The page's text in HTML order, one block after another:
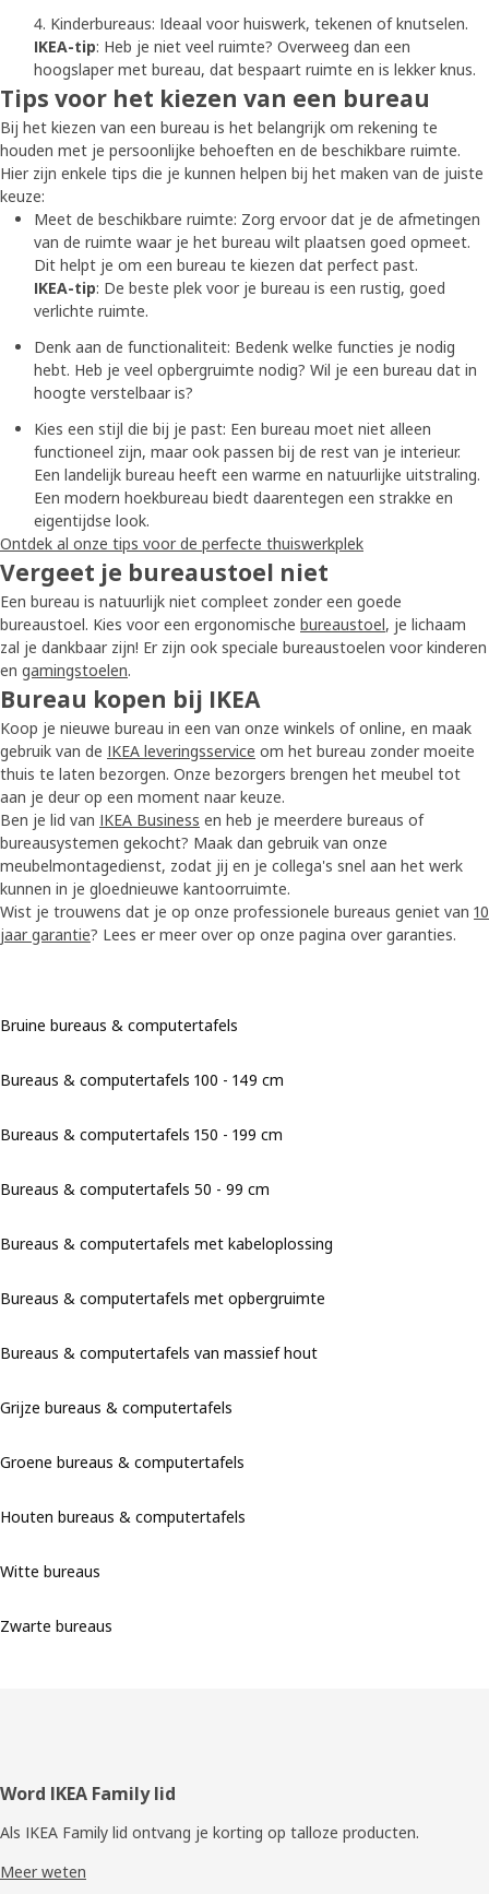
Kinderbureaus: Ideaal voor huiswerk, tekenen of knutselen.
IKEA-tip: Heb je niet veel ruimte? Overweeg dan een
hoogslaper met bureau, dat bespaart ruimte en is lekker knus.
Tips voor het kiezen van een bureau
Bij het kiezen van een bureau is het belangrijk om rekening te
houden met je persoonlijke behoeften en de beschikbare ruimte.
Hier zijn enkele tips die je kunnen helpen bij het maken van de juiste
keuze:
Meet de beschikbare ruimte: Zorg ervoor dat je de afmetingen
van de ruimte waar je het bureau wilt plaatsen goed opmeet.
Dit helpt je om een bureau te kiezen dat perfect past.
IKEA-tip: De beste plek voor je bureau is een rustig, goed
verlichte ruimte.
Denk aan de functionaliteit: Bedenk welke functies je nodig
hebt. Heb je veel opbergruimte nodig? Wil je een bureau dat in
hoogte verstelbaar is?
Kies een stijl die bij je past: Een bureau moet niet alleen
functioneel zijn, maar ook passen bij de rest van je interieur.
Een landelijk bureau heeft een warme en natuurlijke uitstraling.
Een modern hoekbureau biedt daarentegen een strakke en
eigentijdse look.
Ontdek al onze tips voor de perfecte thuiswerkplek
Vergeet je bureaustoel niet
Een bureau is natuurlijk niet compleet zonder een goede
bureaustoel. Kies voor een ergonomische bureaustoel, je lichaam
zal je dankbaar zijn! Er zijn ook speciale bureaustoelen voor kinderen
en gamingstoelen.
Bureau kopen bij IKEA
Koop je nieuwe bureau in een van onze winkels of online, en maak
gebruik van de IKEA leveringsservice om het bureau zonder moeite
thuis te laten bezorgen. Onze bezorgers brengen het meubel tot
aan je deur op een moment naar keuze.
Ben je lid van IKEA Business en heb je meerdere bureaus of
bureausystemen gekocht? Maak dan gebruik van onze
meubelmontagedienst, zodat jij en je collega's snel aan het werk
kunnen in je gloednieuwe kantoorruimte.
Wist je trouwens dat je op onze professionele bureaus geniet van 10
jaar garantie? Lees er meer over op onze pagina over garanties.
Bruine bureaus & computertafels
Bureaus & computertafels 100 - 149 cm
Bureaus & computertafels 150 - 199 cm
Bureaus & computertafels 50 - 99 cm
Bureaus & computertafels met kabeloplossing
Bureaus & computertafels met opbergruimte
Bureaus & computertafels van massief hout
Grijze bureaus & computertafels
Groene bureaus & computertafels
Houten bureaus & computertafels
Witte bureaus
Zwarte bureaus
Voettekst
Word IKEA Family lid
Als IKEA Family lid ontvang je korting op talloze producten.
Meer weten